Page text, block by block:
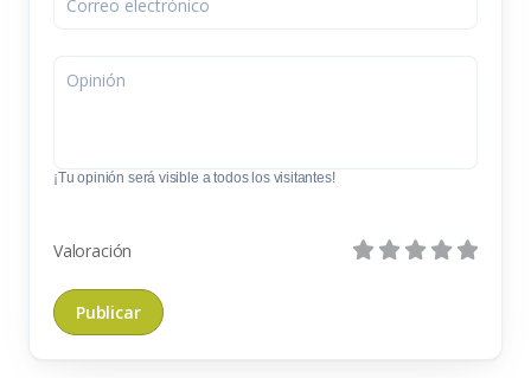
¡Tu opinión será visible a todos los visitantes!
Valoración